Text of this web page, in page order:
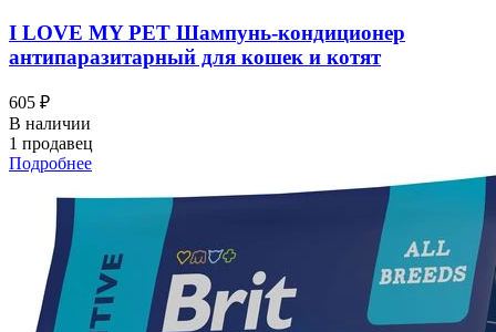
I LOVЕ MY PET Шампунь-кондиционер
антипаразитарный для кошек и котят
605 ₽
В наличии
1 продавец
Подробнее